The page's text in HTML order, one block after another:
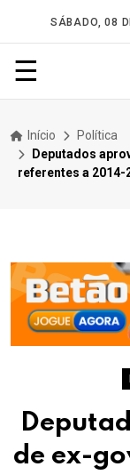
SÁBADO, 08
☰
Início
Política
Deputados
referentes a
de ex-